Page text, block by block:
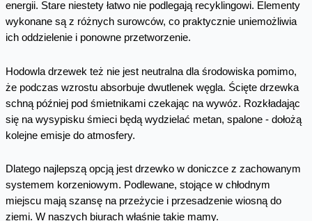
energii. Stare niestety łatwo nie podlegają recyklingowi. Elementy
wykonane są z różnych surowców, co praktycznie uniemożliwia
ich oddzielenie i ponowne przetworzenie.
Hodowla drzewek też nie jest neutralna dla środowiska pomimo,
że podczas wzrostu absorbuje dwutlenek węgla. Ścięte drzewka
schną później pod śmietnikami czekając na wywóz. Rozkładając
się na wysypisku śmieci będą wydzielać metan, spalone - dołożą
kolejne emisje do atmosfery.
Dlatego najlepszą opcją jest drzewko w doniczce z zachowanym
systemem korzeniowym. Podlewane, stojące w chłodnym
miejscu mają szansę na przeżycie i przesadzenie wiosną do
ziemi. W naszych biurach właśnie takie mamy.